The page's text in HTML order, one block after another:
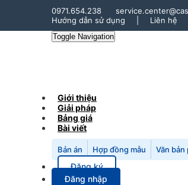
0971.654.238
Hướng dẫn sử dụng
Liên hệ
Toggle Navigation
Giới thiệu
Giải pháp
Bảng giá
Bài viết
Bản án Hợp đồng mẫu Văn bản
Đăng ký
Đăng nhập